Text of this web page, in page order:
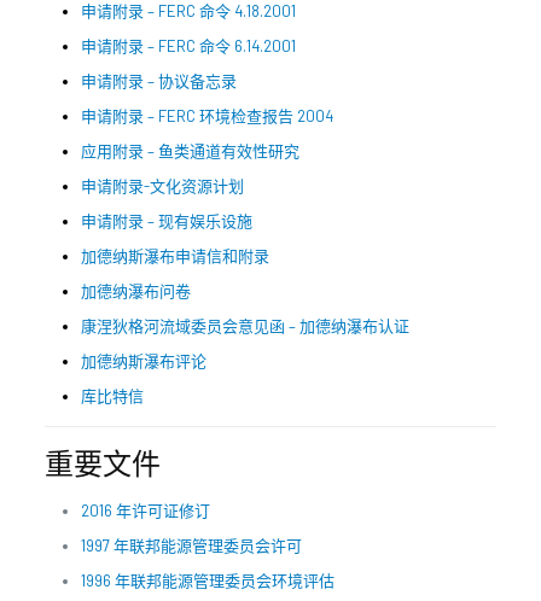
申请附录 – FERC 命令 4.18.2001
申请附录 – FERC 命令 6.14.2001
申请附录 – 协议备忘录
申请附录 – FERC 环境检查报告 2004
应用附录 – 鱼类通道有效性研究
申请附录-文化资源计划
申请附录 – 现有娱乐设施
加德纳斯瀑布申请信和附录
加德纳瀑布问卷
康涅狄格河流域委员会意见函 – 加德纳瀑布认证
加德纳斯瀑布评论
库比特信
重要文件
2016 年许可证修订
1997 年联邦能源管理委员会许可
1996 年联邦能源管理委员会环境评估